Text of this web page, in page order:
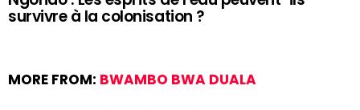
survivre à la colonisation ?
MORE FROM: BWAMBO BWA DUALA